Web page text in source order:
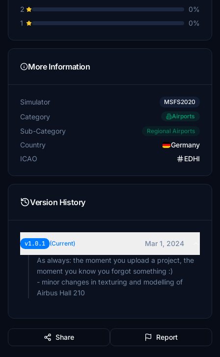
2
0%
1
0%
More Information
Simulator MSFS2020
Category Airports
Sub-Category Regional Airports
Country
Germany
ICAO
EDHI
Version History
v1.0.1 (Current)
Mar 1, 2024
As always: the moment you upload a project, the
moment you know you forgot something :)
- minor changes in texturing and modelling of
Airbus Hall 210
Share Report